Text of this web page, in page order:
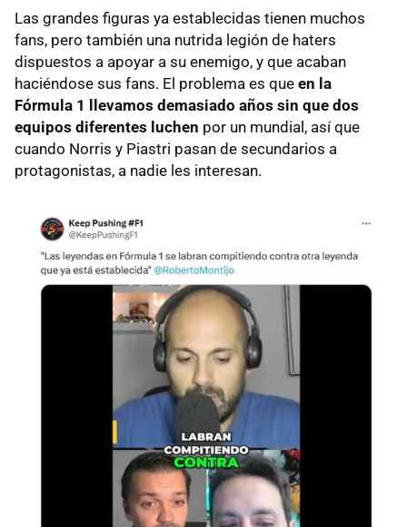
Las grandes figuras ya establecidas tienen muchos
fans, pero también una nutrida legión de haters
dispuestos a apoyar a su enemigo, y que acaban
haciéndose sus fans. El problema es que en la
Fórmula 1 llevamos demasiado años sin que dos
equipos diferentes luchen por un mundial, así que
cuando Norris y Piastri pasan de secundarios a
protagonistas, a nadie les interesan.